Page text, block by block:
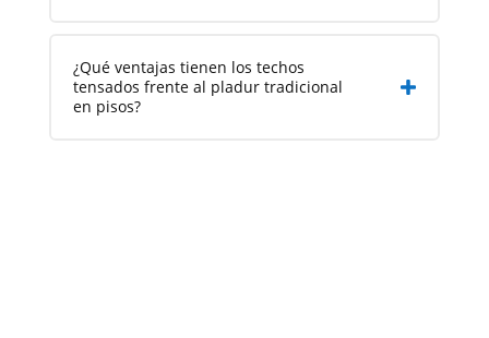
¿Qué ventajas tienen los techos
tensados frente al pladur tradicional
en pisos?